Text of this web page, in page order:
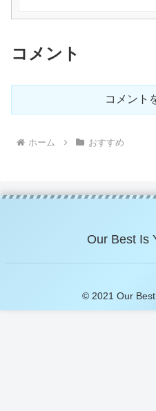
コメント
コメント
ホーム おすすめ
Our Best Is
© 2021 Our